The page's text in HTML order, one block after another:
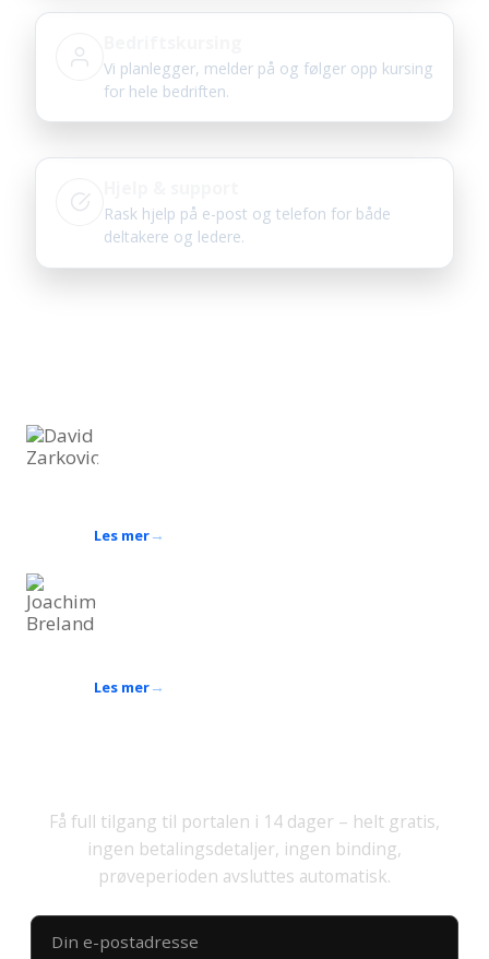
Vi planlegger, melder på og følger opp kursing
for hele bedriften.
Rask hjelp på e-post og telefon for både
deltakere og ledere.
Fagekspert innen arbeid i høyden og
Les mer
Fagansvarlig for praktisk opplæring
Les mer
Få full tilgang til portalen i 14 dager – helt gratis,
ingen betalingsdetaljer, ingen binding,
prøveperioden avsluttes automatisk.